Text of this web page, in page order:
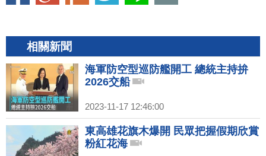
相關新聞
海軍防空型巡防艦開工 總統主持拚
2026交船
2023-11-17 12:46:00
東高雄花旗木爆開 民眾把握假期欣賞
粉紅花海